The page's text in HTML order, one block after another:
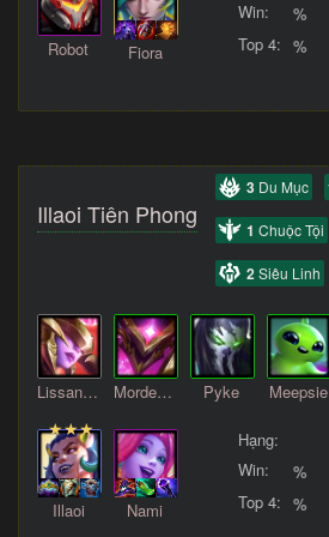
Robot Fiora
Win:
%
Top 4: %
Illaoi Tiên Phong
3 Du Mục
1 Chuộc Tội
2Siêu Linh
Lissandra Mordekaiser Pyke Meepsie
Illaoi Nami
Hạng:
Win:
%
Top 4: %